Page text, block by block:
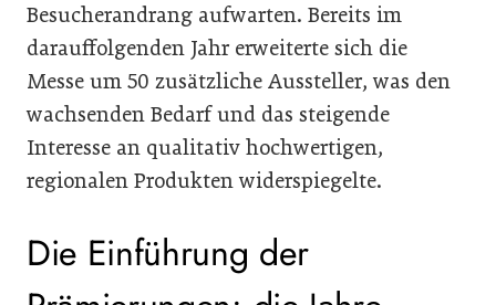
Besucherandrang aufwarten. Bereits im
darauffolgenden Jahr erweiterte sich die
Messe um 50 zusätzliche Aussteller, was den
wachsenden Bedarf und das steigende
Interesse an qualitativ hochwertigen,
regionalen Produkten widerspiegelte.
Die Einführung der